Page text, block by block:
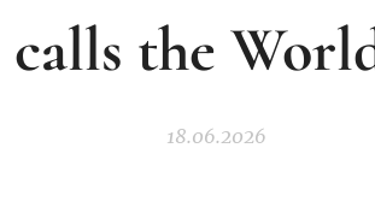
calls the
18.06.2026